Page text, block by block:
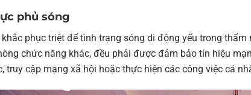
phủ sóng
phục triệt để tình trạng sóng di động yếu trong
chức năng khác, đều phải được đảm bảo tín hiệu
truy cập mạng xã hội hoặc thực hiện các công việc cá